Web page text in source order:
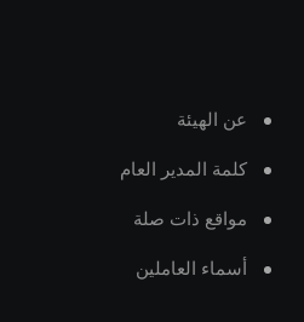
عن الهيئة
كلمة المدير العام
مواقع ذات صلة
أسماء العاملين